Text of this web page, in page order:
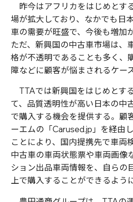
昨今はアフリカをはじめとす
場が拡大しており、なかでも日
車の需要が旺盛で、今後も増加
ただ、新興国の中古車市場は、
格が不透明であることも多く、
障などに顧客が悩まされるケー
TTAでは新興国をはじめとす
て、品質透明性が高い日本の中
で購入する機会を提供する。顧
ーエムの「Carused.jp」を経由
ことにより、国内提携先で車両
中古車の車両状態票や車両画像
ション出品車両情報を、自らの
上で購入することができるよう